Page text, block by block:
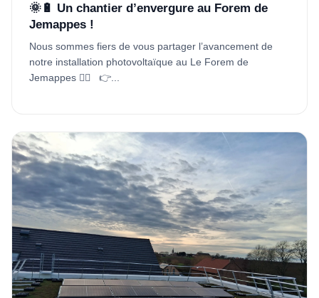
🌞🔋 Un chantier d’envergure au Forem de
Jemappes !
Nous sommes fiers de vous partager l’avancement de
notre installation photovoltaïque au Le Forem de
Jemappes 👷‍♂️ 👉...